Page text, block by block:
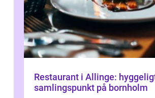
Restaurant i Allinge:
samlingspunkt på bornholm